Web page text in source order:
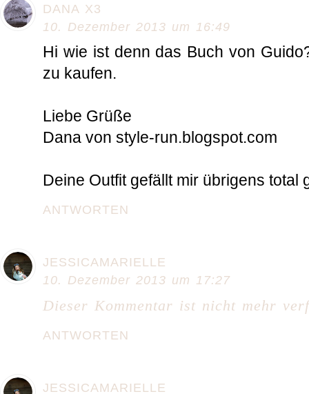
DANA X3
10. Dezember 2013 um 16:49
Hi wie ist denn das Buch von
zu kaufen.
Liebe Grüße
Dana von style-run.blogspot.com
Deine Outfit gefällt mir übrigens total
ANTWORTEN
JESSICAMARIELLE
10. Dezember 2013 um 17:27
Dieser Kommentar ist nicht mehr
ANTWORTEN
JESSICAMARIELLE